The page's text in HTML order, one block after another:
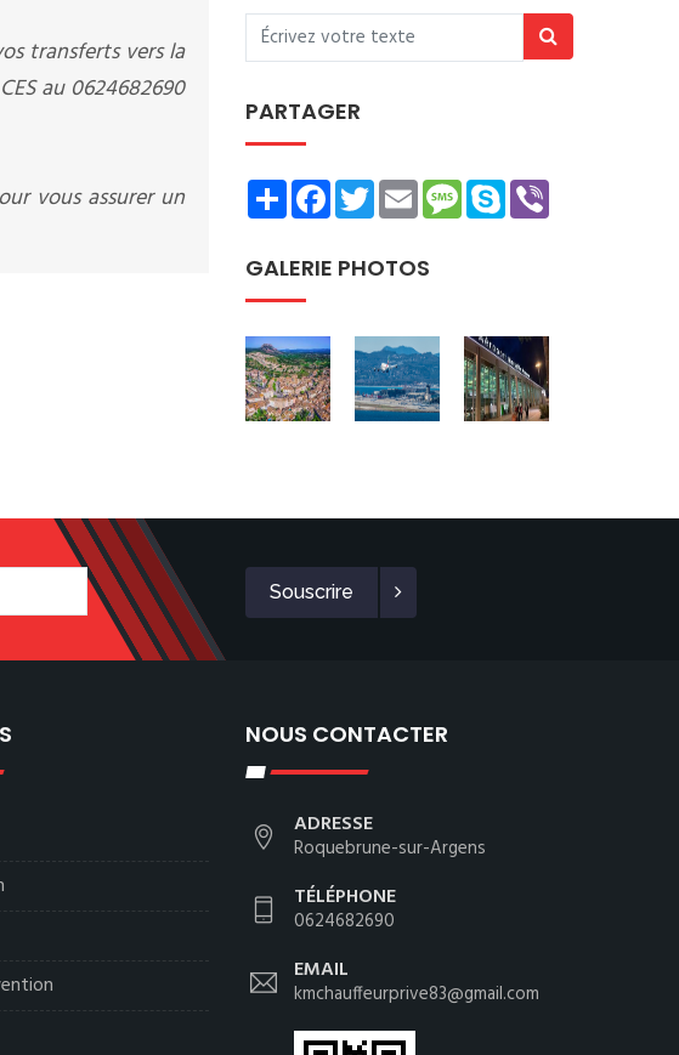
transferts vers la
au 0624682690
vous assurer un
PARTAGER
ShareFacebookTwitterEmailMessage
Skype
GALERIE PHOTOS
Souscrire
NOUS CONTACTER
ADRESSE
Roquebrune-sur-Argens
TÉLÉPHONE
0624682690
EMAIL
kmchauffeurprive83@gmail.com